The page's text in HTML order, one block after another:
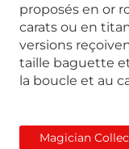
proposés en or
carats ou en
versions
taille baguette
la boucle et au
Magician